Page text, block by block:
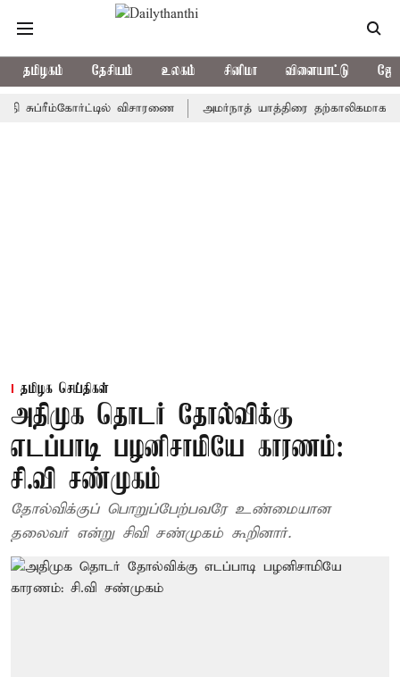
தமிழகம் தேசியம் உலகம் சினிமா விளையாட்டு
விசாரணை அமர்நாத் யாத்திரை தற்காலிகமாக நிறுத்தம்
தமிழக செய்திகள்
அதிமுக தொடர் தோல்விக்கு
எடப்பாடி பழனிசாமியே காரணம்:
சி.வி சண்முகம்
தோல்விக்குப் பொறுப்பேற்பவரே உண்மையான
தலைவர் என்று சிவி சண்முகம் கூறினார்.